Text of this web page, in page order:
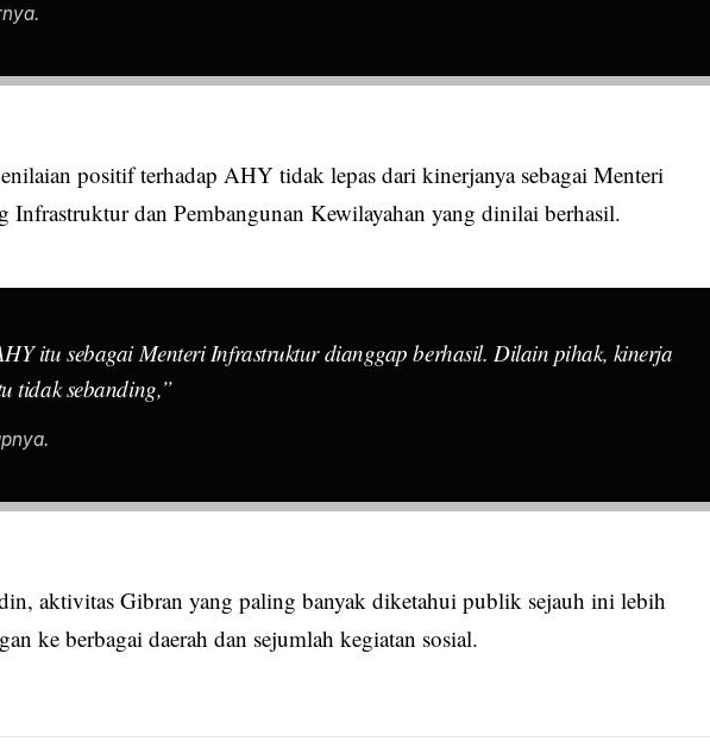
positif terhadap AHY tidak lepas dari kinerjanya sebagai Menteri
Infrastruktur dan Pembangunan Kewilayahan yang dinilai berhasil.
itu sebagai Menteri Infrastruktur dianggap berhasil. Dilain pihak, kinerja
tidak sebanding,”
aktivitas Gibran yang paling banyak diketahui publik sejauh ini lebih
ke berbagai daerah dan sejumlah kegiatan sosial.